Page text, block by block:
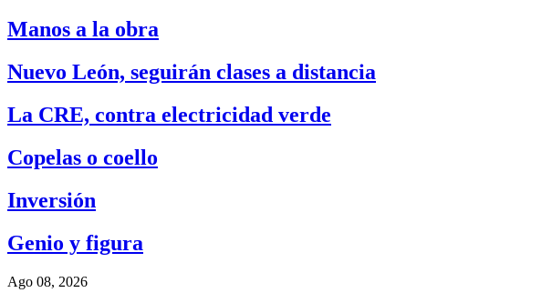
Manos a la obra
Nuevo León, seguirán clases a distancia
La CRE, contra electricidad verde
Copelas o coello
Inversión
Genio y figura
Ago 08, 2026